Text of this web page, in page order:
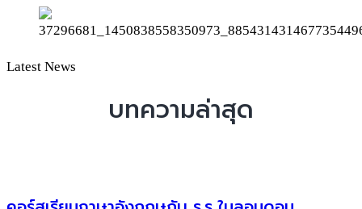
Latest News
บทความล่าสุด